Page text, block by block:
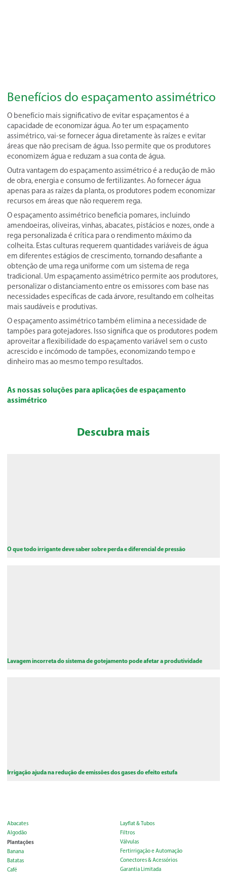
Benefícios do espaçamento assimétrico
O benefício mais significativo de evitar espaçamentos é a
capacidade de economizar água. Ao ter um espaçamento
assimétrico, vai-se fornecer água diretamente às raízes e evitar
áreas que não precisam de água. Isso permite que os produtores
economizem água e reduzam a sua conta de água.
Outra vantagem do espaçamento assimétrico é a redução de mão
de obra, energia e consumo de fertilizantes. Ao fornecer água
apenas para as raízes da planta, os produtores podem economizar
recursos em áreas que não requerem rega.
O espaçamento assimétrico beneficia pomares, incluindo
amendoeiras, oliveiras, vinhas, abacates, pistácios e nozes, onde a
rega personalizada é crítica para o rendimento máximo da
colheita. Estas culturas requerem quantidades variáveis de água
em diferentes estágios de crescimento, tornando desafiante a
obtenção de uma rega uniforme com um sistema de rega
tradicional. Um espaçamento assimétrico permite aos produtores,
personalizar o distanciamento entre os emissores com base nas
necessidades específicas de cada árvore, resultando em colheitas
mais saudáveis e produtivas.
O espaçamento assimétrico também elimina a necessidade de
tampões para gotejadores. Isso significa que os produtores podem
aproveitar a flexibilidade do espaçamento variável sem o custo
acrescido e incómodo de tampões, economizando tempo e
dinheiro mas ao mesmo tempo resultados.
As nossas soluções para aplicações de espaçamento
assimétrico
Descubra mais
O que todo irrigante deve saber sobre perda e diferencial de pressão
Lavagem incorreta do sistema de gotejamento pode afetar a produtividade
Irrigação ajuda na redução de emissões dos gases do efeito estufa
Abacates
Algodão
Plantações
Banana
Batatas
Café
Layflat & Tubos
Filtros
Válvulas
Fertirrigação e Automação
Conectores & Acessórios
Garantia Limitada